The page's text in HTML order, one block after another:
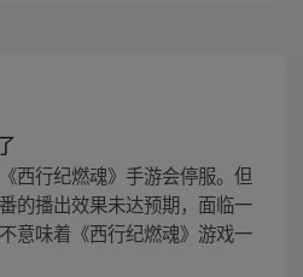
西行纪燃魂》手游会停服。但
的播出效果未达预期，面临一
意味着《西行纪燃魂》游戏一